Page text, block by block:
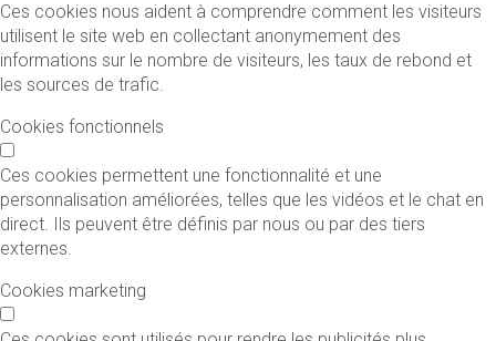
Ces cookies nous aident à comprendre comment les visiteurs
utilisent le site web en collectant anonymement des
informations sur le nombre de visiteurs, les taux de rebond et
les sources de trafic.
Cookies fonctionnels
Ces cookies permettent une fonctionnalité et une
personnalisation améliorées, telles que les vidéos et le chat en
direct. Ils peuvent être définis par nous ou par des tiers
externes.
Cookies marketing